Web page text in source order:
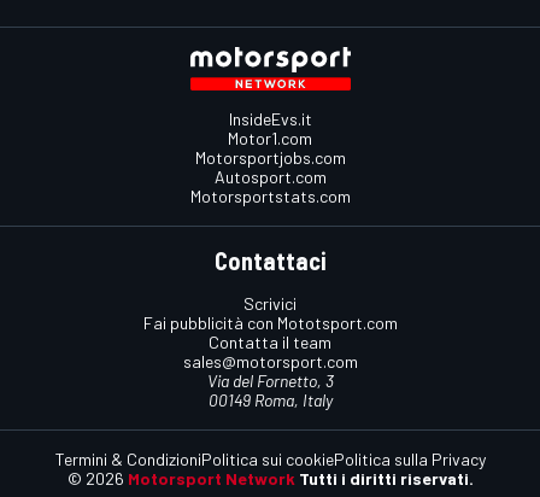
InsideEvs.it
Motor1.com
Motorsportjobs.com
Autosport.com
Motorsportstats.com
Contattaci
Scrivici
Fai pubblicità con Mototsport.com
Contatta il team
sales@motorsport.com
Via del Fornetto, 3
00149 Roma, Italy
© 2026 Motorsport Network Tutti i diritti riservati.
Termini & CondizioniPolitica sui cookiePolitica sulla Privacy